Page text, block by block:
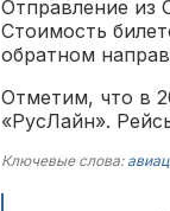
Отправление из
Стоимость
обратном
Отметим, что в
«РусЛайн».
Ключевые слова: